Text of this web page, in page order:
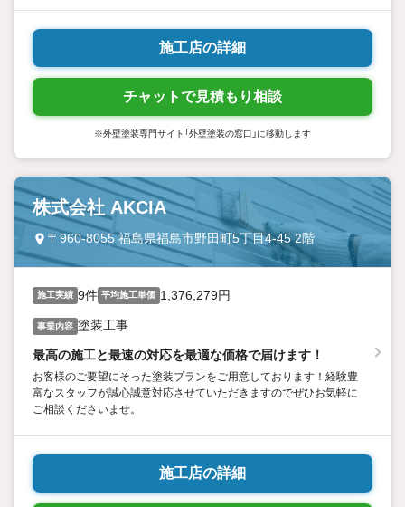
備事業 橋梁塗装（その他各種土木鋼構造物塗装） 交
通安全施設設備事業（道路区画線、ガードレール、
道路標識設置他） 特殊構造物塗装・送電鉄塔塗装
他 塗装関連商材の卸売および小売事業
施工店の詳細
チャットで見積もり相談
※外壁塗装専門サイト「外壁塗装の窓口」に移動します
株式会社 AKCIA
〒960-8055 福島県福島市野田町5丁目4-45 2階
施工実績 9件 平均施工単価 1,376,279円
事業内容 塗装工事
最高の施工と最速の対応を最適な価格で届けます！
お客様のご要望にそった塗装プランをご用意しております！経験豊
富なスタッフが誠心誠意対応させていただきますのでぜひお気軽に
ご相談くださいませ。
施工店の詳細